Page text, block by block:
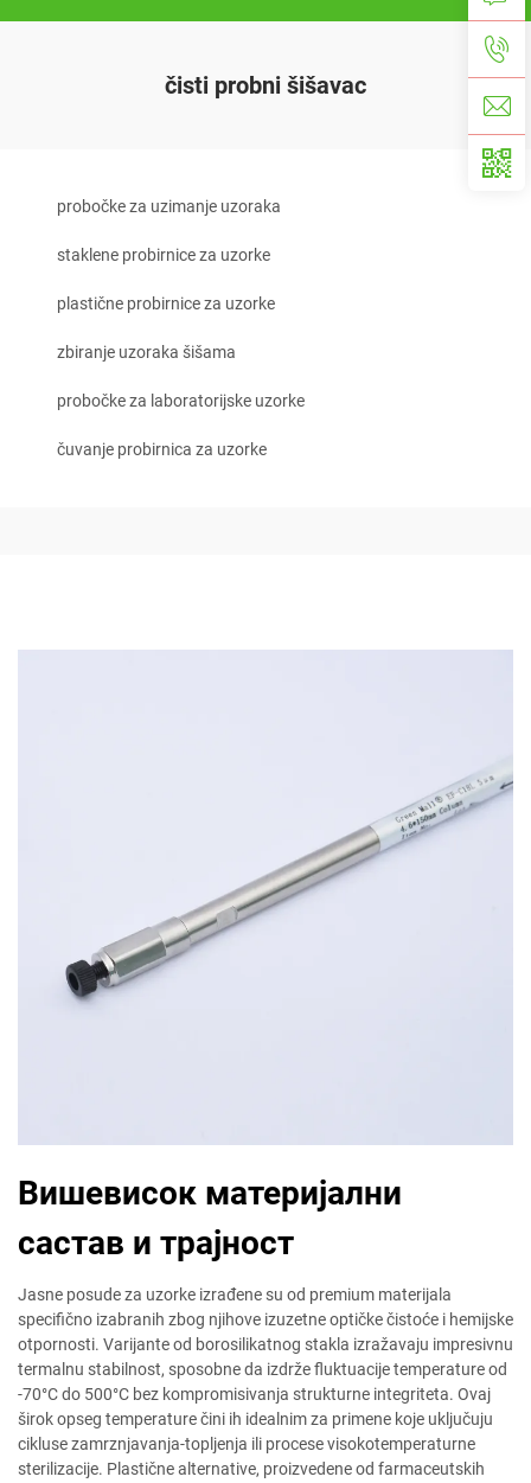
čisti probni šišavac
probočke za uzimanje uzoraka
staklene probirnice za uzorke
plastične probirnice za uzorke
zbiranje uzoraka šišama
probočke za laboratorijske uzorke
čuvanje probirnica za uzorke
Вишевисок материјални
састав и трајност
Jasne posude za uzorke izrađene su od premium materijala
specifično izabranih zbog njihove izuzetne optičke čistoće i hemijske
otpornosti. Varijante od borosilikatnog stakla izražavaju impresivnu
termalnu stabilnost, sposobne da izdrže fluktuacije temperature od
-70°C do 500°C bez kompromisivanja strukturne integriteta. Ovaj
širok opseg temperature čini ih idealnim za primene koje uključuju
cikluse zamrznjavanja-topljenja ili procese visokotemperaturne
sterilizacije. Plastične alternative, proizvedene od farmaceutskih